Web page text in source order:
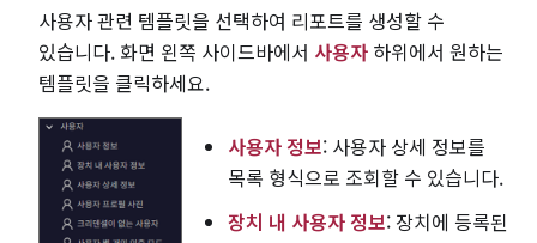
사용자 관련 템플릿을 선택하여 리포트를 생성할 수
있습니다. 화면 왼쪽 사이드바에서 사용자 하위에서 원하는
템플릿을 클릭하세요.
사용자 정보: 사용자 상세 정보를
목록 형식으로 조회할 수 있습니다.
장치 내 사용자 정보: 장치에 등록된